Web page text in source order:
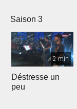
Saison 3
2 min
Déstresse un
peu